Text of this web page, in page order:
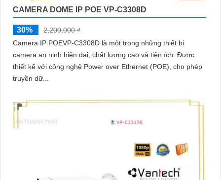
CAMERA DOME IP POE VP-C3308D
30%
2,200,000 ₫
Camera IP POEVP-C3308D là một trong những thiết bị
camera an ninh hiện đại, chất lượng cao và tiện ích. Được
thiết kế với công nghệ Power over Ethernet (POE), cho phép
truyền dữ...